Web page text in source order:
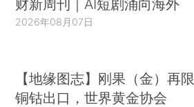
财新周刊｜AI短剧涌向海外
2026年08月07日
【地缘图志】刚果（金）再限
铜钴出口，世界黄金协会